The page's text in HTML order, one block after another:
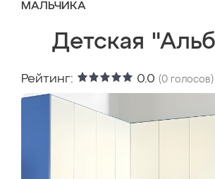
МАЛЬЧИКА
Детская
Рейтинг: 0.0 (0 голосов)